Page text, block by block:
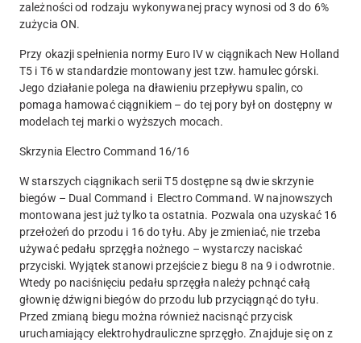
zależności od rodzaju wykonywanej pracy wynosi od 3 do 6%
zużycia ON.
Przy okazji spełnienia normy Euro IV w ciągnikach New Holland
T5 i T6 w standardzie montowany jest tzw. hamulec górski.
Jego działanie polega na dławieniu przepływu spalin, co
pomaga hamować ciągnikiem – do tej pory był on dostępny w
modelach tej marki o wyższych mocach.
Skrzynia Electro Command 16/16
W starszych ciągnikach serii T5 dostępne są dwie skrzynie
biegów – Dual Command i Electro Command. W najnowszych
montowana jest już tylko ta ostatnia. Pozwala ona uzyskać 16
przełożeń do przodu i 16 do tyłu. Aby je zmieniać, nie trzeba
używać pedału sprzęgła nożnego – wystarczy naciskać
przyciski. Wyjątek stanowi przejście z biegu 8 na 9 i odwrotnie.
Wtedy po naciśnięciu pedału sprzęgła należy pchnąć całą
głownię dźwigni biegów do przodu lub przyciągnąć do tyłu.
Przed zmianą biegu można również nacisnąć przycisk
uruchamiający elektrohydrauliczne sprzęgło. Znajduje się on z